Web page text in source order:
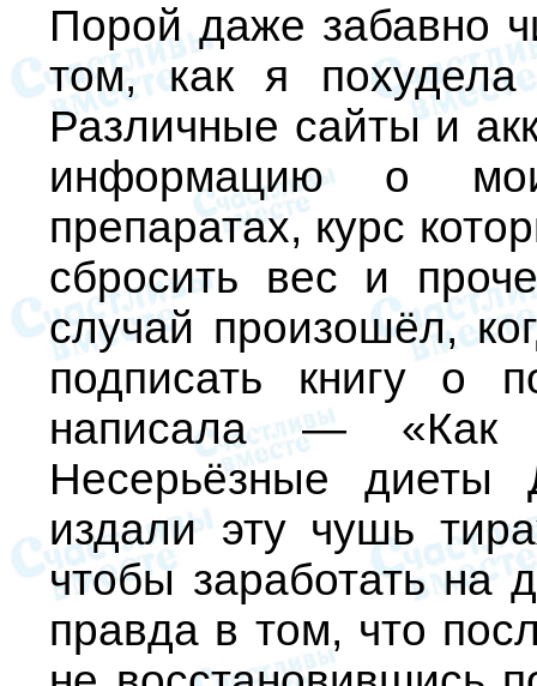
Порой даже забавно
том, как я
Различные сайты и
информацию о
препаратах, курс
сбросить вес и
случай произошёл,
подписать книгу о
написала — «Как
Несерьёзные диеты
издали эту чушь
чтобы заработать на
правда в том, что